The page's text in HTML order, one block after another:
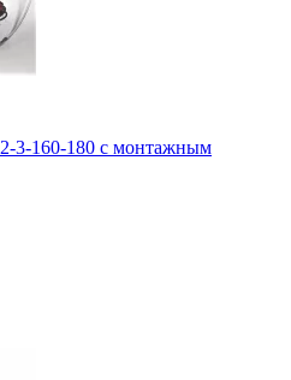
3-160-180 с монтажным